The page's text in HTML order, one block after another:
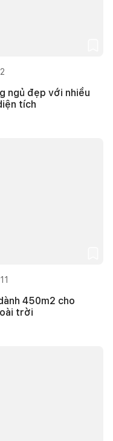
2
ngủ đẹp với nhiều
tích
11
450m2 cho
trời